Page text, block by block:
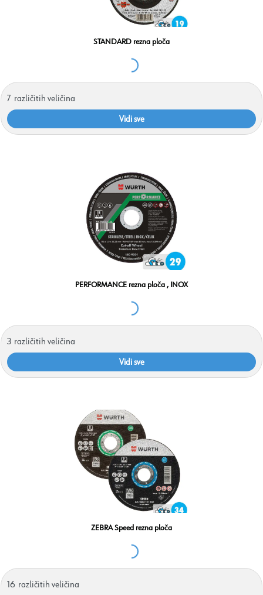
STANDARD rezna ploča
7 različitih veličina
Vidi sve
PERFORMANCE rezna ploča , INOX
3 različitih veličina
Vidi sve
ZEBRA Speed rezna ploča
16 različitih veličina